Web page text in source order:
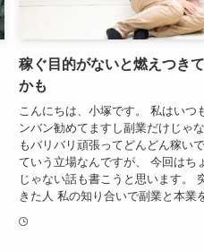
稼ぐ目的がないと燃えつき
かも
こんにちは、小塚です。 私はいつ
ンバン勧めてますし副業だけじゃ
もバリバリ頑張ってどんどん稼い
ていう立場なんですが、 今回はち
じゃない話も書こうと思います。
きた人 私の知り合いで副業と本業